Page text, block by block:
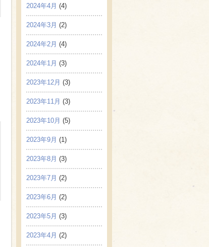
2024年4月 (4)
2024年3月 (2)
2024年2月 (4)
2024年1月 (3)
2023年12月 (3)
2023年11月 (3)
2023年10月 (5)
2023年9月 (1)
2023年8月 (3)
2023年7月 (2)
2023年6月 (2)
2023年5月 (3)
2023年4月 (2)